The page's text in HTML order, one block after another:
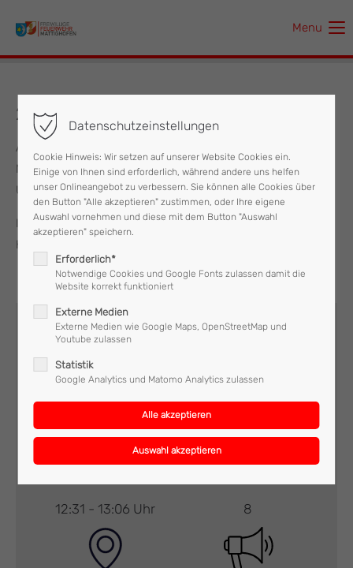
Der Eintrag "offcanvas-col1" existiert leider nicht.
Der Eintrag "offcanvas-col3" existiert leider nicht.
Der Eintrag "offcanvas-col4" existiert leider nicht.
Menu
29.05.2025 Türöffnung Unfallverdacht
Am Donnerstag, dem 29. Mai wurde die Feuerwehr
Mattighofen um 12.30 Uhr zu einer Türöffnung mit
Unfallverdacht am Stadtplatz alarmiert.
Insgesamt standen 8 Einsatzkräfte im Einsatz, das Rote
Kreuz und die Polizei für ca. eine halbe Stunde im Einsatz.
Technischer Einsatz
12:31 - 13:06 Uhr 8
Datenschutzeinstellungen
Cookie Hinweis: Wir setzen auf unserer Website Cookies ein.
Einige von Ihnen sind erforderlich, während andere uns helfen
unser Onlineangebot zu verbessern. Sie können alle Cookies über
den Button "Alle akzeptieren" zustimmen, oder Ihre eigene
Auswahl vornehmen und diese mit dem Button "Auswahl
akzeptieren" speichern.
Erforderlich*
Notwendige Cookies und Google Fonts zulassen damit die
Website korrekt funktioniert
Externe Medien
Externe Medien wie Google Maps, OpenStreetMap und
Youtube zulassen
Statistik
Google Analytics und Matomo Analytics zulassen